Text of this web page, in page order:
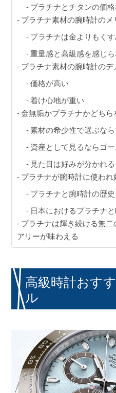
プラチナとチタンの価
プラチナ素材の腕時計のメ
プラチナは金よりもく
重量感と高級感を感じ
プラチナ素材の腕時計のデ
価格が高い
着け心地が重い
金無垢かプラチナかどちら
素材の希少性で選ぶな
資産として見るならゴ
見た目は好みが分かれる
プラチナが腕時計に使わ
プラチナと腕時計の歴史
日本におけるプラチナ
プラチナは輝き続ける無
アリーが味わえる
高級時計おす
ル